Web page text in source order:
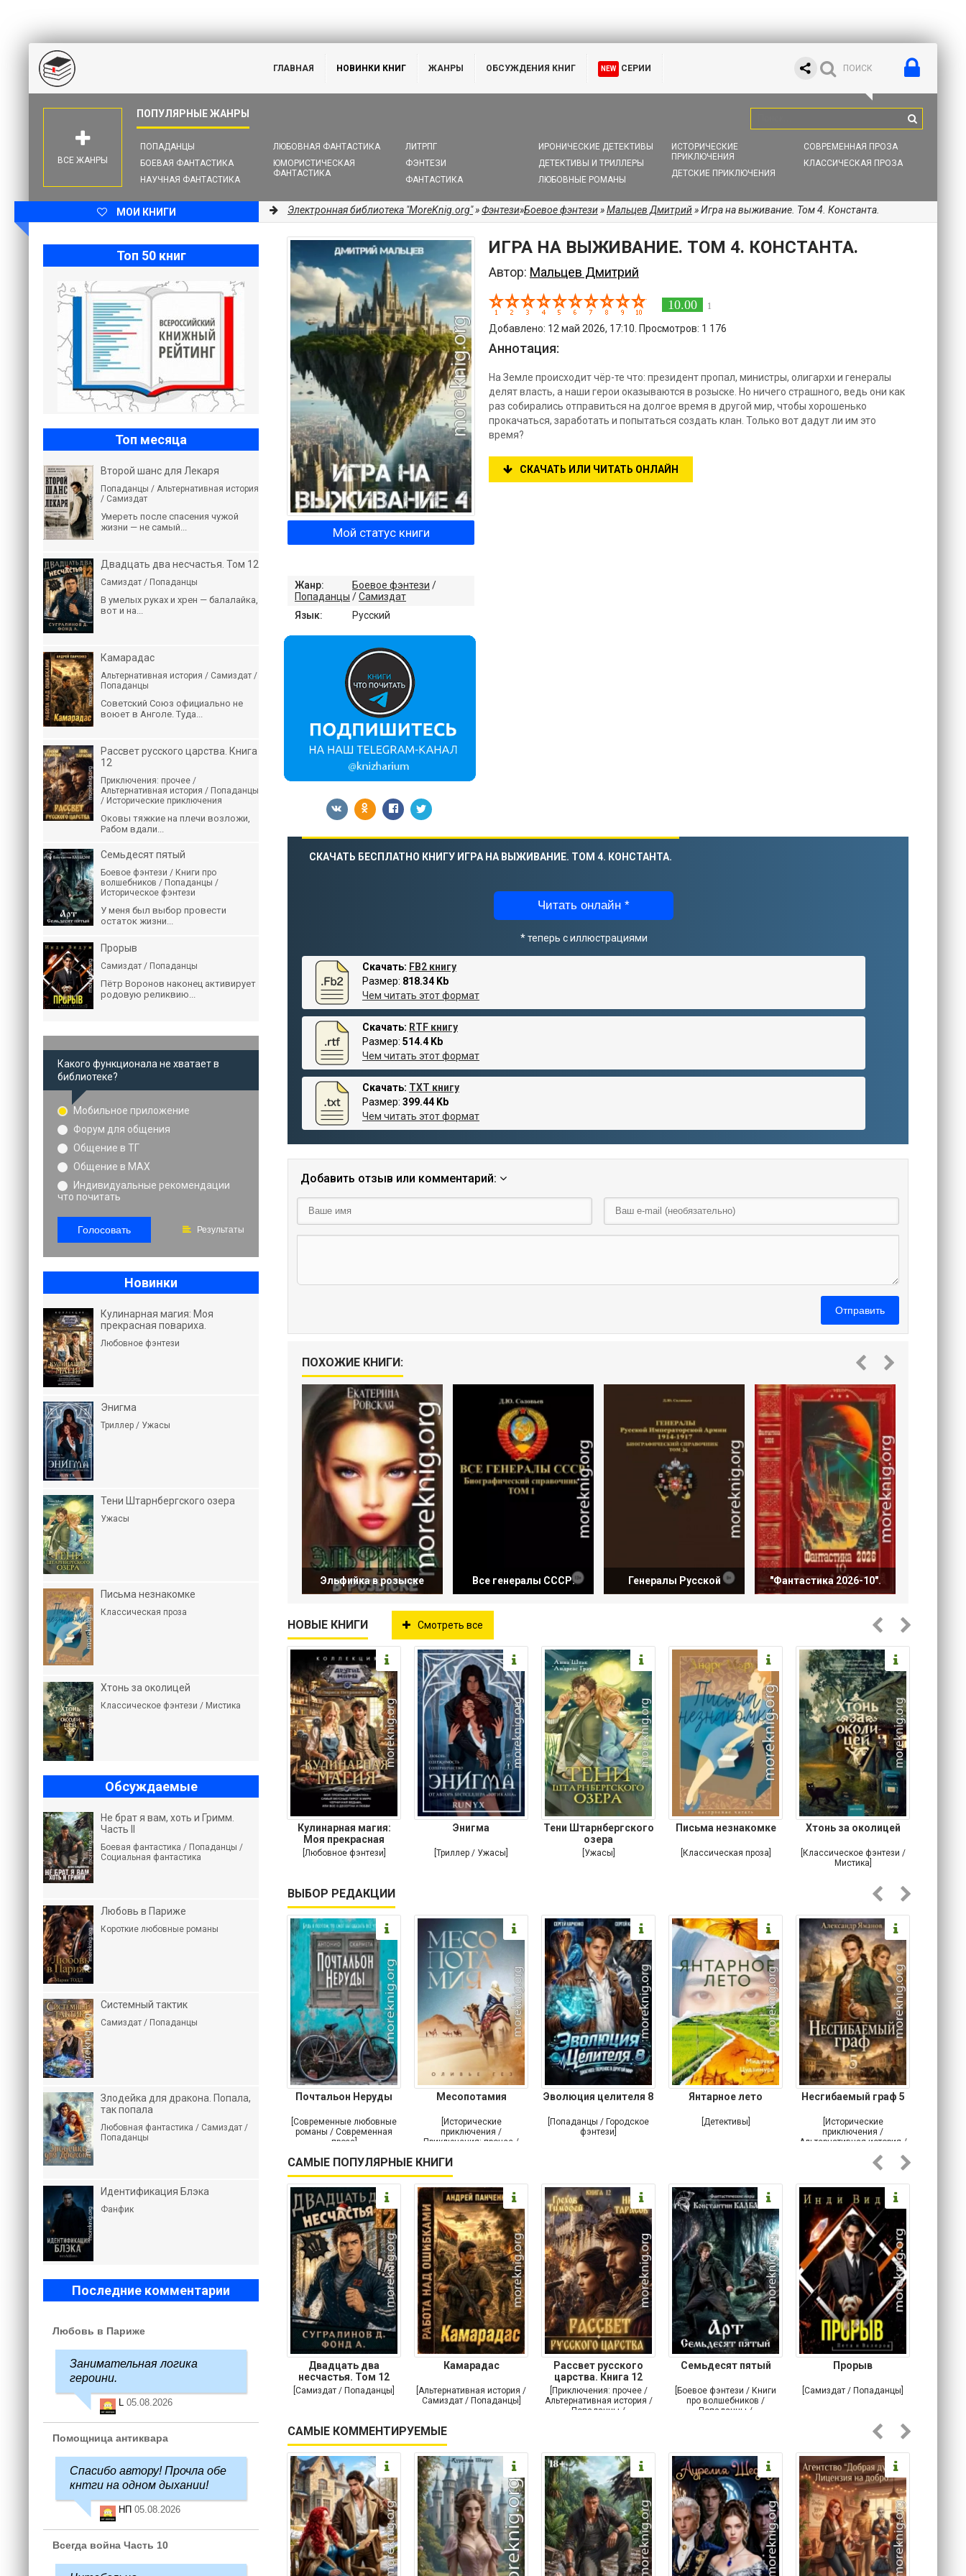
ГЛАВНАЯ НОВИНКИ КНИГ ЖАНРЫ ОБСУЖДЕНИЯ КНИГ NEW СЕРИИ
ПОПАДАНЦЫ
БОЕВАЯ ФАНТАСТИКА
НАУЧНАЯ ФАНТАСТИКА
ЛЮБОВНАЯ ФАНТАСТИКА
ЮМОРИСТИЧЕСКАЯ
ФАНТАСТИКА
ЛИТРПГ
ФЭНТЕЗИ
ФАНТАСТИКА
ИРОНИЧЕСКИЕ ДЕТЕКТИВЫ
ДЕТЕКТИВЫ И ТРИЛЛЕРЫ
ЛЮБОВНЫЕ РОМАНЫ
ИСТОРИЧЕСКИЕ
ПРИКЛЮЧЕНИЯ
ДЕТСКИЕ ПРИКЛЮЧЕНИЯ
СОВРЕМЕННАЯ ПРОЗА
КЛАССИЧЕСКАЯ ПРОЗА
ВСЕ ЖАНРЫ
МОИ КНИГИ Электронная библиотека "MoreKnig.org"»Фэнтези»Боевое фэнтези»Мальцев Дмитрий» Игра на выживание. Том 4. Константа.
ИГРА НА ВЫЖИВАНИЕ. ТОМ 4. КОНСТАНТА.
Автор: Мальцев Дмитрий
10.00 1
Добавлено: 12 май 2026, 17:10. Просмотров: 1 176
Аннотация:
На Земле происходит чёр-те что: президент пропал, министры, олигархи и генералы
делят власть, а наши герои оказываются в розыске. Но ничего страшного, ведь они как
раз собирались отправиться на долгое время в другой мир, чтобы хорошенько
прокачаться, заработать и попытаться создать клан. Только вот дадут ли им это
время?
СКАЧАТЬ ИЛИ ЧИТАТЬ ОНЛАЙН
Мой статус книги
Жанр: Боевое фэнтези /
Попаданцы /Самиздат
Язык:
Русский
СКАЧАТЬ БЕСПЛАТНО КНИГУ ИГРА НА ВЫЖИВАНИЕ. ТОМ 4. КОНСТАНТА.
Читать онлайн *
* теперь с иллюстрациями
Скачать: FB2 книгу
Размер: 818.34 Kb
Чем читать этот формат
Скачать: RTF книгу
Размер: 514.4 Kb
Чем читать этот формат
Скачать: TXT книгу
Размер: 399.44 Kb
Чем читать этот формат
Добавить отзыв или комментарий:
Отправить
ПОХОЖИЕ КНИГИ:
Эльфийка в розыске Все генералы СССР. Генералы Русской "Фантастика 2026-10".
НОВЫЕ КНИГИ Смотреть все
Кулинарная магия:
Моя прекрасная
повариха. Самый
[Любовное фэнтези]
Энигма
[Триллер / Ужасы]
Тени Штарнбергского
озера
[Ужасы]
Письма незнакомке
[Классическая проза]
Хтонь за околицей
[Классическое фэнтези /
Мистика]
ВЫБОР РЕДАКЦИИ
Почтальон Неруды
[Современные любовные
романы / Современная
проза]
Месопотамия
[Исторические
приключения /
Приключения: прочее /
Историческая проза]
Эволюция целителя 8
[Попаданцы / Городское
фэнтези]
Янтарное лето
[Детективы]
Несгибаемый граф 5
[Исторические
приключения /
Альтернативная история /
САМЫЕ ПОПУЛЯРНЫЕ КНИГИ
Двадцать два
несчастья. Том 12
[Самиздат / Попаданцы]
Камарадас
[Альтернативная история /
Самиздат / Попаданцы]
Рассвет русского
царства. Книга 12
[Приключения: прочее /
Альтернативная история /
Попаданцы /
Семьдесят пятый
[Боевое фэнтези / Книги
про волшебников /
Попаданцы /
Прорыв
[Самиздат / Попаданцы]
САМЫЕ КОММЕНТИРУЕМЫЕ
Топ 50 книг
Топ месяца
Второй шанс для Лекаря
Попаданцы / Альтернативная история
/ Самиздат
Умереть после спасения чужой
жизни — не самый...
Двадцать два несчастья. Том 12
Самиздат / Попаданцы
В умелых руках и хрен — балалайка,
вот и на...
Камарадас
Альтернативная история / Самиздат /
Попаданцы
Советский Союз официально не
воюет в Анголе. Туда...
Рассвет русского царства. Книга
12
Приключения: прочее /
Альтернативная история / Попаданцы
/ Исторические приключения
Оковы тяжкие на плечи возложи,
Рабом вдали...
Семьдесят пятый
Боевое фэнтези / Книги про
волшебников / Попаданцы /
Историческое фэнтези
У меня был выбор провести
остаток жизни...
Прорыв
Самиздат / Попаданцы
Пётр Воронов наконец активирует
родовую реликвию...
Какого функционала не хватает в
библиотеке?
Мобильное приложение
Форум для общения
Общение в ТГ
Общение в MAX
Индивидуальные рекомендации
что почитать
Голосовать Результаты
Новинки
Кулинарная магия: Моя
прекрасная повариха.
Любовное фэнтези
Энигма
Триллер / Ужасы
Тени Штарнбергского озера
Ужасы
Письма незнакомке
Классическая проза
Хтонь за околицей
Классическое фэнтези / Мистика
Обсуждаемые
Не брат я вам, хоть и Гримм.
Часть II
Боевая фантастика / Попаданцы /
Социальная фантастика
Любовь в Париже
Короткие любовные романы
Системный тактик
Самиздат / Попаданцы
Злодейка для дракона. Попала,
так попала
Любовная фантастика / Самиздат /
Попаданцы
Идентификация Блэка
Фанфик
Последние комментарии
Любовь в Париже
Занимательная логика
героини.
L 05.08.2026
Помощница антиквара
Спасибо автору! Прочла обе
кнтги на одном дыхании!
НП 05.08.2026
Всегда война Часть 10